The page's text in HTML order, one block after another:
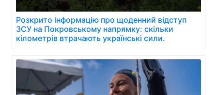
Розкрито інформацію про щоденний відступ
ЗСУ на Покровському напрямку: скільки
кілометрів втрачають українські сили.